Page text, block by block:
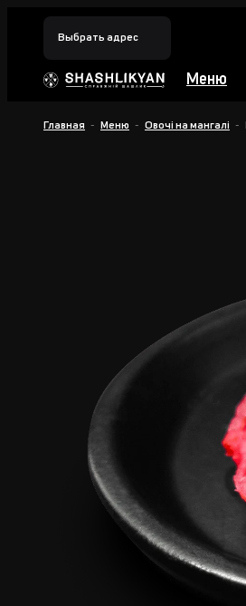
Выбрать адрес
Меню
Главная Меню Овочi на мангалi